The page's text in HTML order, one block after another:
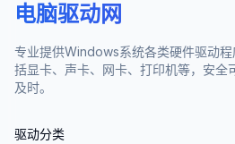
电脑驱动网
专业提供Windows系统各类硬件驱动程
括显卡、声卡、网卡、打印机等，安全
及时。
驱动分类